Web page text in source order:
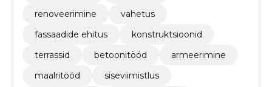
renoveerimine
vahetus
fassaadide ehitus
konstruktsioonid
terrassid
betoonitööd
armeerimine
maalritööd
siseviimistlus